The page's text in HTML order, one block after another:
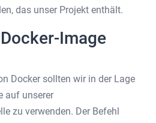
das unser Projekt enthält.
Image
Docker sollten wir in der Lage
auf unserer
zu verwenden. Der Befehl